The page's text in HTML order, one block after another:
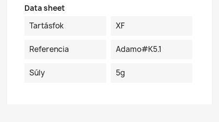
Data sheet
Tartásfok
XF
Referencia Adamo#K5.1
Súly 5g